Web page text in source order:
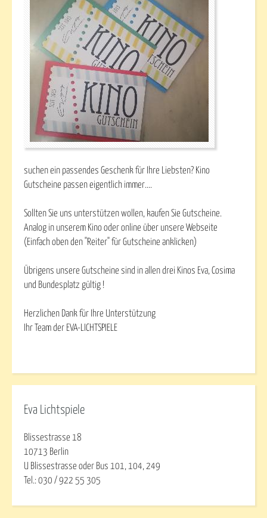
Eva Lichtspiele
Blissestrasse 18
10713 Berlin
U Blissestrasse oder Bus 101, 104, 249
Tel.: 030 / 922 55 305
suchen ein passendes Geschenk für Ihre Liebsten? Kino
Gutscheine passen eigentlich immer....
Sollten Sie uns unterstützen wollen, kaufen Sie Gutscheine.
Analog in unserem Kino oder online über unsere Webseite
(Einfach oben den "Reiter" für Gutscheine anklicken)
Übrigens unsere Gutscheine sind in allen drei Kinos Eva, Cosima
und Bundesplatz gültig !
Herzlichen Dank für Ihre Unterstützung
Ihr Team der EVA-LICHTSPIELE